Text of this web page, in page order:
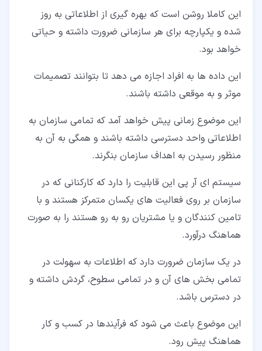
این کاملا روشن است که بهره گیری از اطلاعاتی به روز
شده و یکپارچه برای هر سازمانی ضرورت داشته و حیاتی
خواهد بود.
این داده ها به افراد اجازه می دهد تا بتوانند تصمیمات
موثر و به موقعی داشته باشند.
این موضوع زمانی پیش خواهد آمد که تمامی سازمان به
اطلاعاتی واحد دسترسی داشته باشند و همگی به آن به
منظور رسیدن به اهداف سازمان بنگرند.
سیستم ای آر پی این قابلیت را دارد که کارکنانی که در
سازمان بر روی فعالیت های یکسان متمرکز هستند و با
تامین کنندگان و یا مشتریان رو به رو هستند را به صورت
هماهنگ درآورد.
در یک سازمان ضرورت دارد که اطلاعات به سهولت در
تمامی بخش های آن و در تمامی سطوح، گردش داشته و
در دسترس باشد.
این موضوع باعث می شود که فرآیندها در کسب و کار
هماهنگ پیش رود.